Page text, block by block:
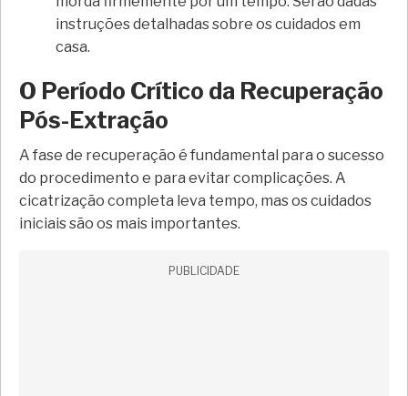
instruções detalhadas sobre os cuidados em
casa.
O Período Crítico da Recuperação
Pós-Extração
A fase de recuperação é fundamental para o sucesso
do procedimento e para evitar complicações. A
cicatrização completa leva tempo, mas os cuidados
iniciais são os mais importantes.
PUBLICIDADE